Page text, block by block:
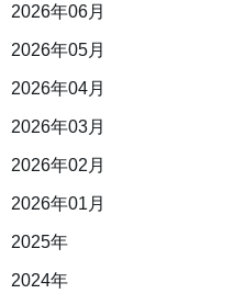
2026年06月
2026年05月
2026年04月
2026年03月
2026年02月
2026年01月
2025年
2024年